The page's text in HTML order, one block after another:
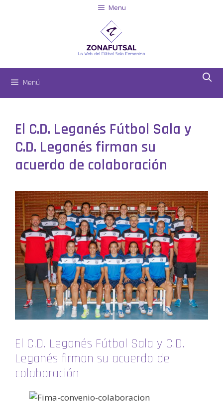
Menu
Menú
El C.D. Leganés Fútbol Sala y
C.D. Leganés firman su
acuerdo de colaboración
El C.D. Leganés Fútbol Sala y C.D.
Leganés firman su acuerdo de
colaboración